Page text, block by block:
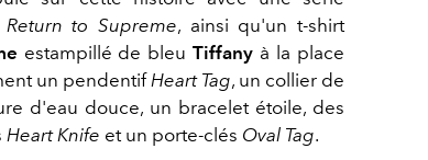
Return to Supreme, ainsi qu'un t-shirt
estampillé de bleuTiffany à la place
un pendentif Heart Tag, un collier de
d'eau douce, un bracelet étoile, des
Heart Knife et un porte-clés Oval Tag.